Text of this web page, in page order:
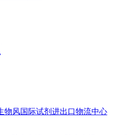
物风国际试剂进出口物流中心